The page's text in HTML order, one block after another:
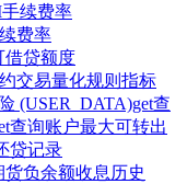
续费率
费率
借贷额度
交易量化规则指标
(USER_DATA)get查
查询账户最大可转出
贷记录
负余额收息历史